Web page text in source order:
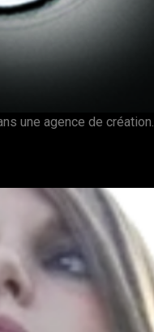
une agence de création.